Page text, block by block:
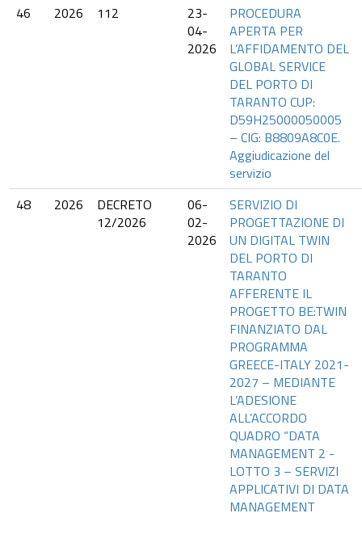
46
2026 112
23-
04-
2026
PROCEDURA
APERTA PER
L’AFFIDAMENTO DEL
GLOBAL SERVICE
DEL PORTO DI
TARANTO CUP:
D59H25000050005
– CIG: B8809A8C0E.
Aggiudicazione del
servizio
48
2026
DECRETO
12/2026
06-
02-
2026
SERVIZIO DI
PROGETTAZIONE DI
UN DIGITAL TWIN
DEL PORTO DI
TARANTO
AFFERENTE IL
PROGETTO BE:TWIN
FINANZIATO DAL
PROGRAMMA
GREECE-ITALY 2021-
2027 – MEDIANTE
L’ADESIONE
ALL’ACCORDO
QUADRO “DATA
MANAGEMENT 2 -
LOTTO 3 – SERVIZI
APPLICATIVI DI DATA
MANAGEMENT